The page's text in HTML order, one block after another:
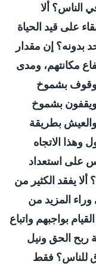
الناس؟ ألا
على قيد الحياة
بدونه؟ إن مقدار
مكانتهم، ومدى
بشموخ
ويقفون بشموخ
بطريقة
وهذا الاتجاه
على استعداد
يفقد الكثير من
المزيد من
بواجبهم واتباع
ربح الحق ونيل
للناس؟ فقط